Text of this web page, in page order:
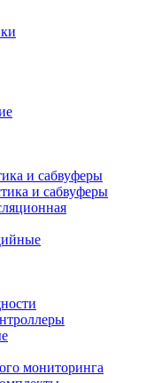
и сабвуферы
и сабвуферы
мониторинга